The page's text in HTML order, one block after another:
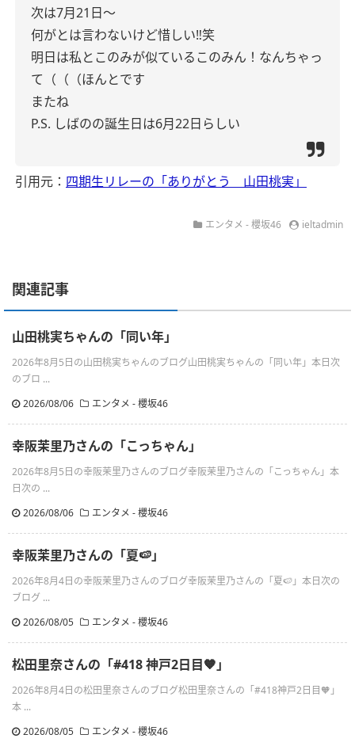
次は7月21日〜
何がとは言わないけど惜しい‼️笑
明日は私とこのみが似ているこのみん！なんちゃっ
て（（（ほんとです
またね
P.S. しばのの誕生日は6月22日らしい
引用元： 四期生リレーの「ありがとう 山田桃実」
エンタメ - 櫻坂46 ieltadmin
関連記事
山田桃実ちゃんの「同い年」
2026年8月5日の山田桃実ちゃんのブログ山田桃実ちゃんの「同い年」本日次
のブロ ...
2026/08/06
エンタメ - 櫻坂46
幸阪茉里乃さんの「こっちゃん」
2026年8月5日の幸阪茉里乃さんのブログ幸阪茉里乃さんの「こっちゃん」本
日次の ...
2026/08/06
エンタメ - 櫻坂46
幸阪茉里乃さんの「夏🍉」
2026年8月4日の幸阪茉里乃さんのブログ幸阪茉里乃さんの「夏🍉」本日次の
ブログ ...
2026/08/05
エンタメ - 櫻坂46
松田里奈さんの「#418 神戸2日目🧡」
2026年8月4日の松田里奈さんのブログ松田里奈さんの「#418神戸2日目🧡」
本 ...
2026/08/05
エンタメ - 櫻坂46